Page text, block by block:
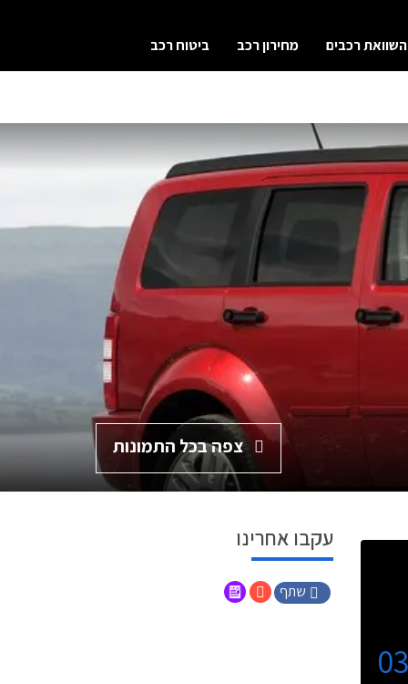
השוואת רכבים מחירון רכב ביטוח רכב
צפה בכל התמונות
עקבו אחרינו
שתף